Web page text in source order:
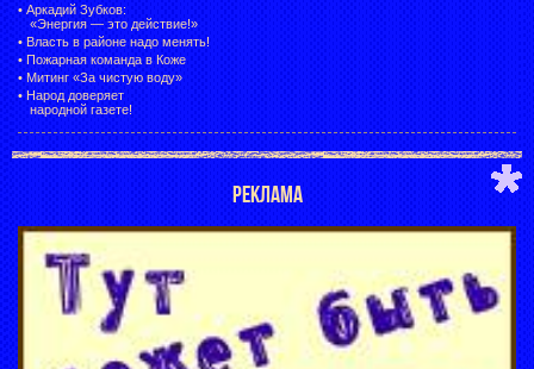
• Аркадий Зубков:
«Энергия — это действие!»
• Власть в районе надо менять!
• Пожарная команда в Коже
• Митинг «За чистую воду»
• Народ доверяет
народной газете!
РЕКЛАМА